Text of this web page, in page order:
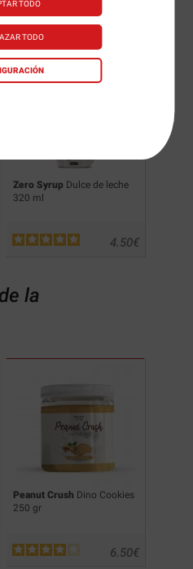
TODO
TODO
Zero Syrup Dulce de leche
320 ml
€
4.50
la
Peanut Crush Dino Cookies
250 gr
€
6.50